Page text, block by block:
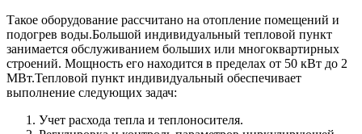
Такое оборудование рассчитано на отопление помещений и
подогрев воды.Большой индивидуальный тепловой пункт
занимается обслуживанием больших или многоквартирных
строений. Мощность его находится в пределах от 50 кВт до 2
МВт.Тепловой пункт индивидуальный обеспечивает
выполнение следующих задач:
Учет расхода тепла и теплоносителя.